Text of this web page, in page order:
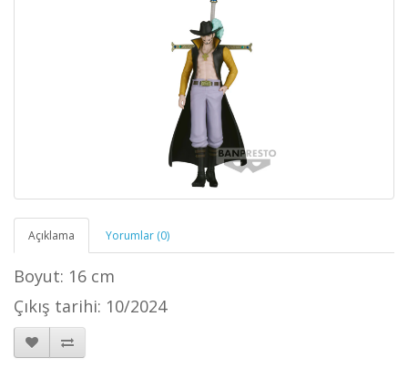
Açıklama Yorumlar (0)
Boyut: 16 cm
Çıkış tarihi: 10/2024